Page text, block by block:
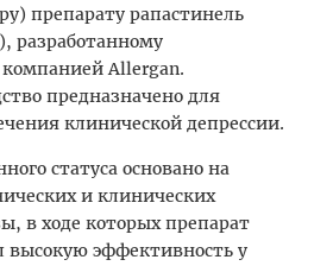
препарату рапастинель
разработанному
Allergan.
предназначено для
клинической депрессии.
статуса основано на
и клинических
в ходе которых препарат
высокую эффективность у